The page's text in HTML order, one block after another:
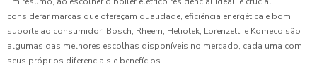
considerar marcas que ofereçam qualidade, eficiência energética e bom
suporte ao consumidor. Bosch, Rheem, Heliotek, Lorenzetti e Komeco são
algumas das melhores escolhas disponíveis no mercado, cada uma com
seus próprios diferenciais e benefícios.